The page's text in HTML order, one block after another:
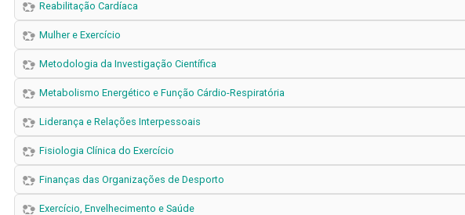
Reabilitação Cardíaca
Mulher e Exercício
Metodologia da Investigação Científica
Metabolismo Energético e Função Cárdio-Respiratória
Liderança e Relações Interpessoais
Fisiologia Clínica do Exercício
Finanças das Organizações de Desporto
Exercício, Envelhecimento e Saúde